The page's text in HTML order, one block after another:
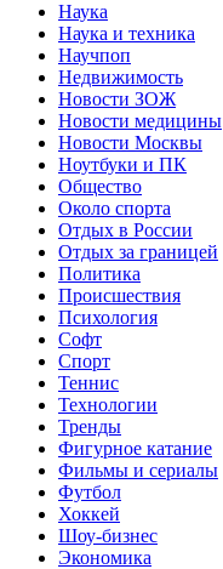
Наука
Наука и техника
Научпоп
Недвижимость
Новости ЗОЖ
Новости медицины
Новости Москвы
Ноутбуки и ПК
Общество
Около спорта
Отдых в России
Отдых за границей
Политика
Происшествия
Психология
Софт
Спорт
Теннис
Технологии
Тренды
Фигурное катание
Фильмы и сериалы
Футбол
Хоккей
Шоу-бизнес
Экономика